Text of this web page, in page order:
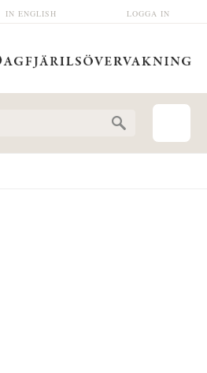
LOGGA IN
IN ENGLISH